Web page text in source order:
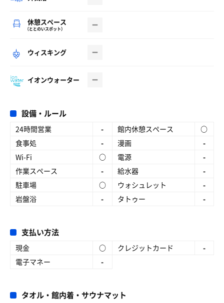
休憩スペース
（ととのいスポット）
ウィスキング
イオンウォーター
設備・ルール
24時間営業 - 館内休憩スペース
○
食事処
- 漫画
-
Wi-Fi
○ 電源
-
作業スペース
- 給水器
-
駐車場
○ ウォシュレット
-
岩盤浴
- タトゥー -
支払い方法
現金 ○ クレジットカード
-
電子マネー
-
タオル・館内着・サウナマット